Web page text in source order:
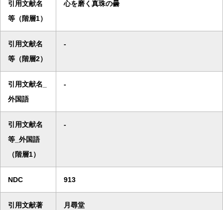
引用文献名
等（階層1）
心を磨く真珠の曇
引用文献名
等（階層2）
-
引用文献名_
外国語
-
引用文献名
等_外国語
（階層1）
-
NDC 913
引用文献著
月尋堂